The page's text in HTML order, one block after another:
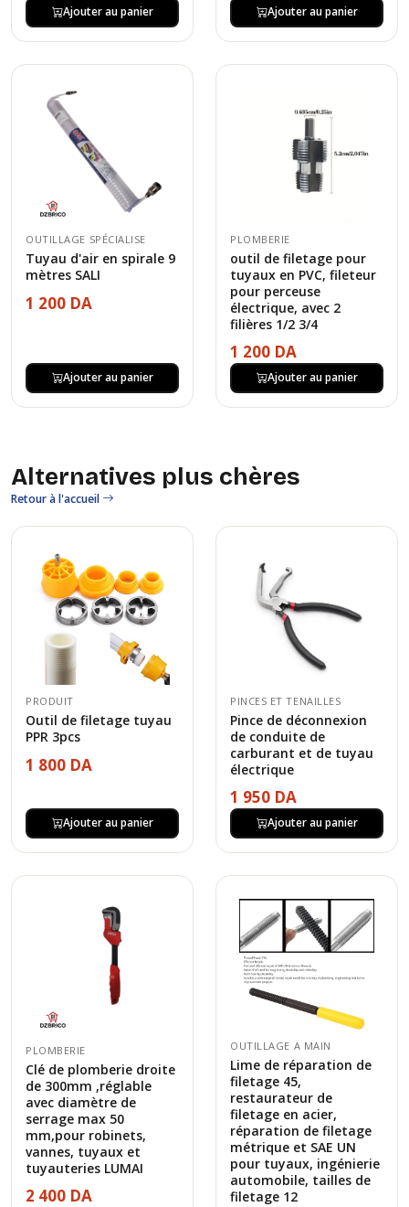
Ajouter au panier Ajouter au panier
OUTILLAGE SPÉCIALISE
Tuyau d'air en spirale 9
mètres SALI
1 200 DA
Ajouter au panier
PLOMBERIE
outil de filetage pour
tuyaux en PVC, fileteur
pour perceuse
électrique, avec 2
filières 1/2 3/4
1 200 DA
Ajouter au panier
Alternatives plus chères
Retour à l'accueil
PRODUIT
Outil de filetage tuyau
PPR 3pcs
1 800 DA
Ajouter au panier
PINCES ET TENAILLES
Pince de déconnexion
de conduite de
carburant et de tuyau
électrique
1 950 DA
Ajouter au panier
PLOMBERIE
Clé de plomberie droite
de 300mm ,réglable
avec diamètre de
serrage max 50
mm,pour robinets,
vannes, tuyaux et
tuyauteries LUMAI
2 400 DA
OUTILLAGE A MAIN
Lime de réparation de
filetage 45,
restaurateur de
filetage en acier,
réparation de filetage
métrique et SAE UN
pour tuyaux, ingénierie
automobile, tailles de
filetage 12